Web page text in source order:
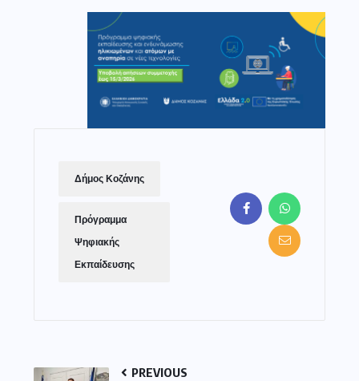
Δήμος Κοζάνης
Πρόγραμμα
Ψηφιακής
Εκπαίδευσης
PREVIOUS